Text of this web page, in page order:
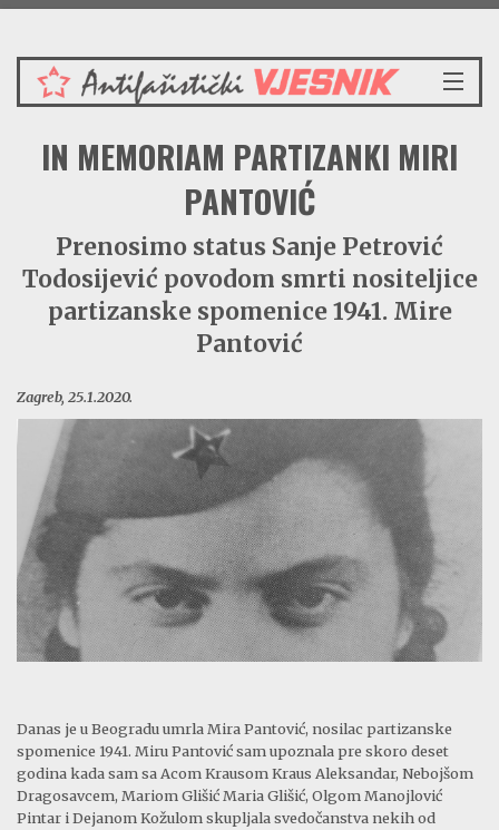
Nedjelja 9.8.2026.
VIJESTI
REDAKCIJSKI KOMENTAR
CRVENI ZABAVNIK
PRENOSIMO
SPOMENICI
IN MEMORIAM PARTIZANKI MIRI
PANTOVIĆ
Prenosimo status Sanje Petrović
Todosijević povodom smrti nositeljice
partizanske spomenice 1941. Mire
Pantović
Zagreb, 25.1.2020.
Danas je u Beogradu umrla Mira Pantović, nosilac partizanske
spomenice 1941. Miru Pantović sam upoznala pre skoro deset
godina kada sam sa Acom Krausom Kraus Aleksandar, Nebojšom
Dragosavcem, Mariom Glišić Maria Glišić, Olgom Manojlović
Pintar i Dejanom Kožulom skupljala svedočanstva nekih od